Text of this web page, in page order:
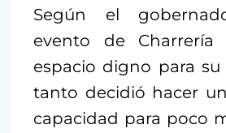
Según el
evento de Charrería
espacio digno para
tanto decidió hacer
capacidad para poco